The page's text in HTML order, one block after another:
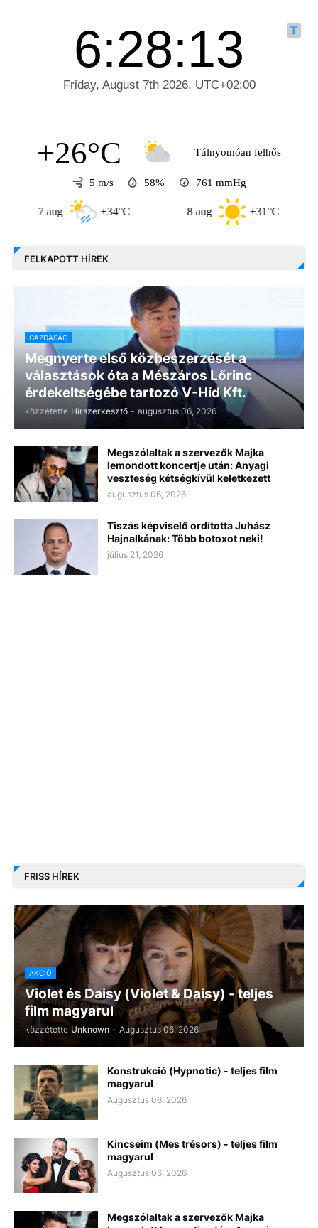
+26°C Túlnyomóan felhős
5 m/s 58% 761 mmHg
+34°C +31°C
FELKAPOTT HÍREK
GAZDASÁG
Megnyerte első közbeszerzését a
választások óta a Mészáros Lőrinc
érdekeltségébe tartozó V-Híd Kft.
közzétette Hírszerkesztő - augusztus 06, 2026
Megszólaltak a szervezők Majka
lemondott koncertje után: Anyagi
veszteség kétségkívül keletkezett
augusztus 06, 2026
Tiszás képviselő ordította Juhász
Hajnalkának: Több botoxot neki!
július 21, 2026
FRISS HÍREK
AKCIÓ
Violet és Daisy (Violet & Daisy) - teljes
film magyarul
közzétette Unknown - Augusztus 06, 2026
Konstrukció (Hypnotic) - teljes film
magyarul
Augusztus 06, 2026
Kincseim (Mes trésors) - teljes film
magyarul
Augusztus 06, 2026
Megszólaltak a szervezők Majka